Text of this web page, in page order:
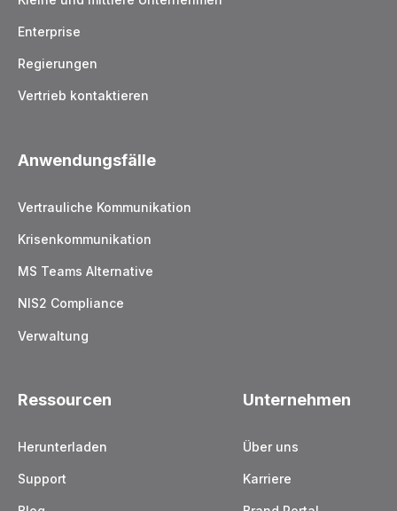
Enterprise
Regierungen
Vertrieb kontaktieren
Anwendungsfälle
Vertrauliche Kommunikation
Krisenkommunikation
MS Teams Alternative
NIS2 Compliance
Verwaltung
Ressourcen
Herunterladen
Support
Unternehmen
Über uns
Karriere